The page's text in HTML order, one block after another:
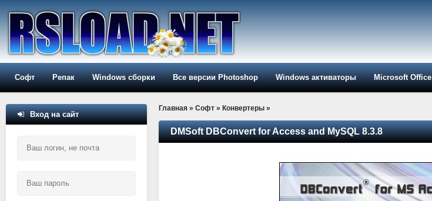
Софт Репак Windows сборки Все версии Photoshop Windows активаторы Microsoft Office
Главная » Софт » Конвертеры »
DMSoft DBConvert for Access and MySQL 8.3.8
Вход на сайт